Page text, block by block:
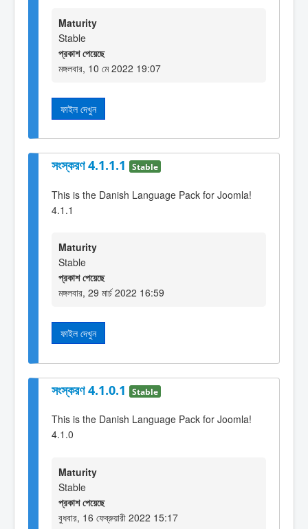
Maturity
Stable
প্রকাশ পেয়েছে
মঙ্গলবার, 10 মে 2022 19:07
ফাইল দেখুন
সংস্করণ 4.1.1.1 Stable
This is the Danish Language Pack for Joomla!
4.1.1
Maturity
Stable
প্রকাশ পেয়েছে
মঙ্গলবার, 29 মার্চ 2022 16:59
ফাইল দেখুন
সংস্করণ 4.1.0.1 Stable
This is the Danish Language Pack for Joomla!
4.1.0
Maturity
Stable
প্রকাশ পেয়েছে
বুধবার, 16 ফেব্রুয়ারী 2022 15:17